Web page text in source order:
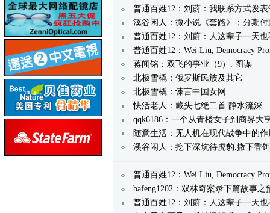
普通百姓12：刘蔚：我联系方式发
溪谷闲人：微小说《套路》；分期
普通百姓12：刘蔚：人这辈子一天
普通百姓12：Wei Liu, Democracy
蒋闻铭：双飞的事业（9）: 图谋
北极雪橇：俄罗斯民族及其它
北极雪橇：谏言中国女网
快活老人：藏头七绝二首 静水流深
qqk6186：一个从青楼女子到商界大
随意生活：无人机在现代战争中的作
溪谷闲人：挖下深坑待虎豹.撒下香
普通百姓12：Wei Liu, Democracy
bafeng1202：双林奇案录下篇故事之
普通百姓12：刘蔚：人这辈子一天